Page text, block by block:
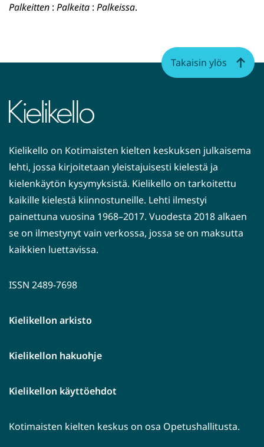
Palkeitten : Palkeita : Palkeissa.
Kielikello on Kotimaisten kielten keskuksen julkaisema
lehti, jossa kirjoitetaan yleistajuisesti kielestä ja
kielenkäytön kysymyksistä. Kielikello on tarkoitettu
kaikille kielestä kiinnostuneille. Lehti ilmestyi
painettuna vuosina 1968–2017. Vuodesta 2018 alkaen
se on ilmestynyt vain verkossa, jossa se on maksutta
kaikkien luettavissa.
ISSN 2489-7698
Kielikellon arkisto
Kielikellon hakuohje
Kielikellon käyttöehdot
Kotimaisten kielten keskus on osa Opetushallitusta.
Takaisin ylös